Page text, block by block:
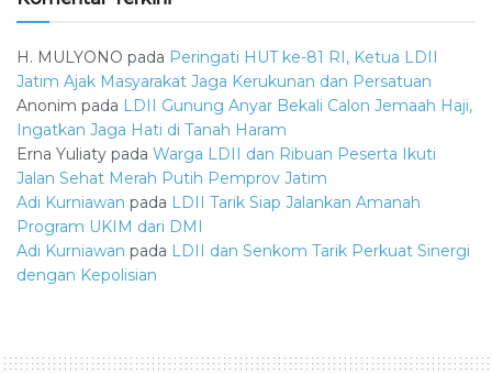
H. MULYONO pada Peringati HUT ke-81 RI, Ketua LDII
Jatim Ajak Masyarakat Jaga Kerukunan dan Persatuan
Anonim pada LDII Gunung Anyar Bekali Calon Jemaah Haji,
Ingatkan Jaga Hati di Tanah Haram
Erna Yuliaty pada Warga LDII dan Ribuan Peserta Ikuti
Jalan Sehat Merah Putih Pemprov Jatim
Adi Kurniawan pada LDII Tarik Siap Jalankan Amanah
Program UKIM dari DMI
Adi Kurniawan pada LDII dan Senkom Tarik Perkuat Sinergi
dengan Kepolisian